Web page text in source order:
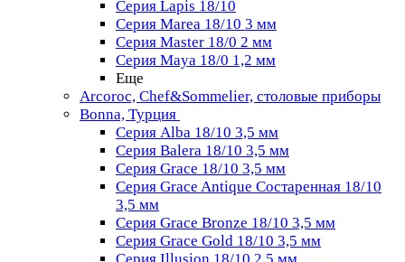
Серия Lapis 18/10
Серия Marea 18/10 3 мм
Серия Master 18/0 2 мм
Серия Maya 18/0 1,2 мм
Еще
Arcoroc, Chef&Sommelier, столовые приборы
Bonna, Турция
Серия Alba 18/10 3,5 мм
Серия Balera 18/10 3,5 мм
Серия Grace 18/10 3,5 мм
Серия Grace Antique Состаренная 18/10
3,5 мм
Серия Grace Bronze 18/10 3,5 мм
Серия Grace Gold 18/10 3,5 мм